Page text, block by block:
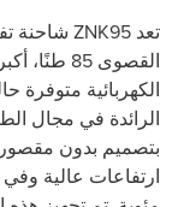
تعد ZNK95 شاحنة
القصوى
الكهربائية متوفرة
الرائدة في مجال
بتصميم بدون